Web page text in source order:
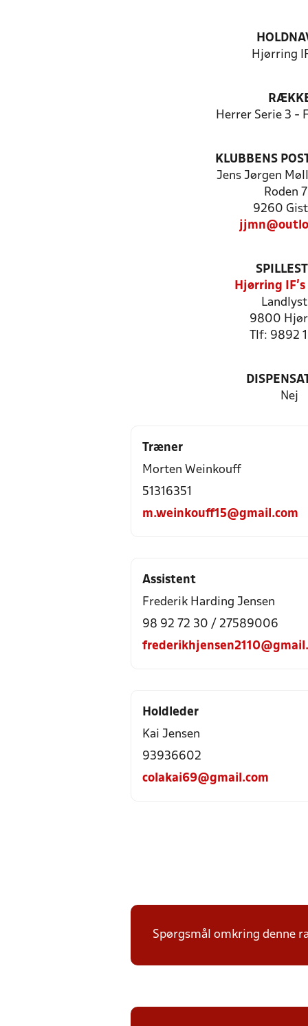
Hjørring
Herrer Serie 3 -
KLUBBENS
Jens Jørgen
Roden
9260
Hjørring
9800
Tlf: 9892
Nej
Træner
Morten Weinkouff
51316351
m.weinkouff15@gmail.com
Assistent
Frederik Harding Jensen
98 92 72 30 / 27589006
Holdleder
Kai Jensen
93936602
colakai69@gmail.com
Spørgsmål omkring denne